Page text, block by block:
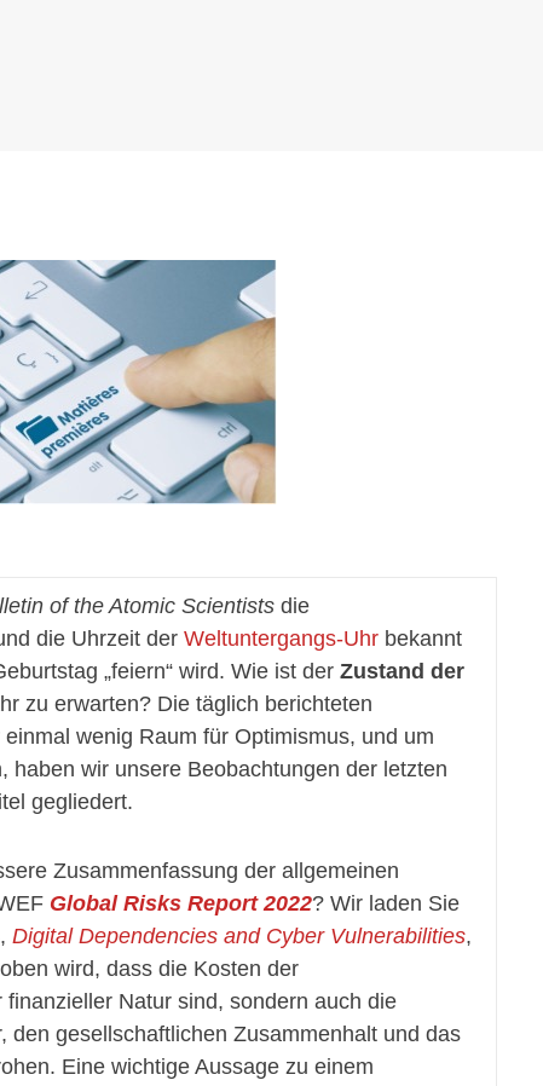
of the Atomic Scientists die
die Uhrzeit der Weltuntergangs-Uhr bekannt
„feiern“ wird. Wie ist der Zustand der
zu erwarten? Die täglich berichteten
wenig Raum für Optimismus, und um
haben wir unsere Beobachtungen der letzten
gegliedert.
Zusammenfassung der allgemeinen
Global Risks Report 2022? Wir laden Sie
Digital Dependencies and Cyber Vulnerabilities,
wird, dass die Kosten der
Natur sind, sondern auch die
den gesellschaftlichen Zusammenhalt und das
Eine wichtige Aussage zu einem